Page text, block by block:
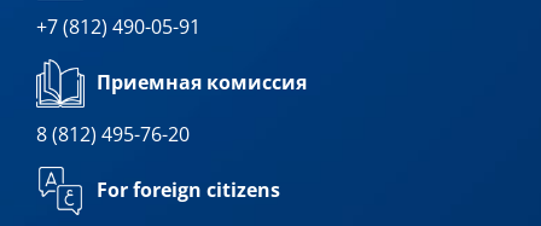
+7 (812) 490-05-91
Приемная комиссия
8 (812) 495-76-20
For foreign citizens